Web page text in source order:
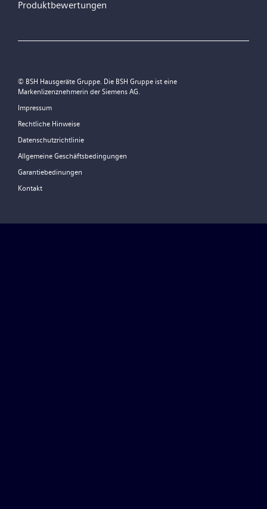
Produktbewertungen
© BSH Hausgeräte Gruppe. Die BSH Gruppe ist eine
Markenlizenznehmerin der Siemens AG.
Impressum
Rechtliche Hinweise
Datenschutzrichtlinie
Allgemeine Geschäftsbedingungen
Garantiebedinungen
Kontakt